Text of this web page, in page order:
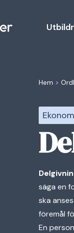
Hem >
säga en
ska
föremål
En